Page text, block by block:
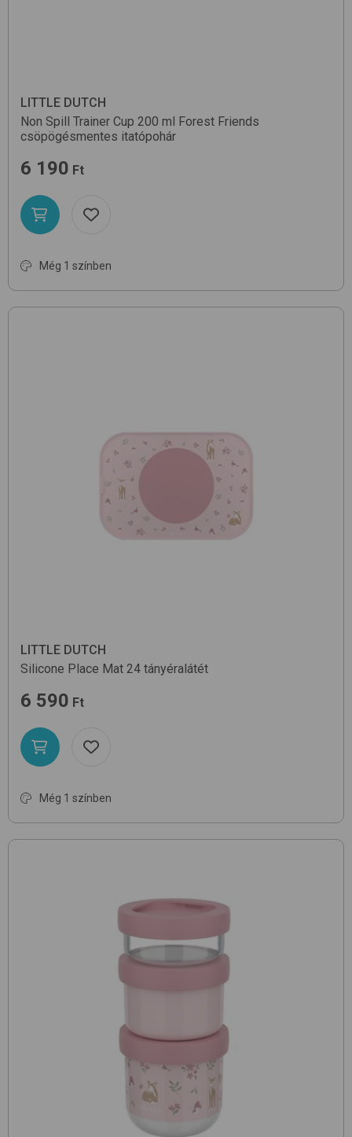
LITTLE DUTCH
Non Spill Trainer Cup 200 ml
Forest Friends
csöpögésmentes itatópohár
6 190 Ft
Még 1 színben
LITTLE DUTCH
Silicone Place Mat 24 tányéralátét
6 590 Ft
Még 1 színben